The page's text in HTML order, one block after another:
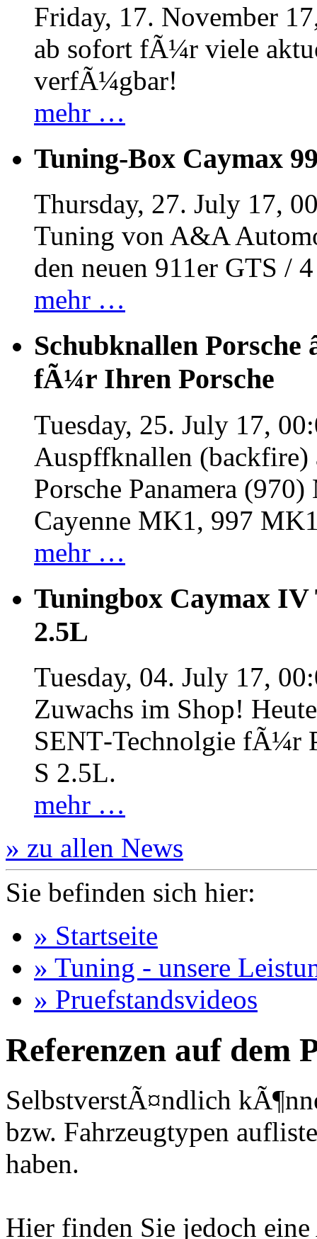
Friday, 17. November
ab sofort fÃ¼r viele
verfÃ¼gbar!
mehr …
Tuning-Box Caymax
Thursday, 27. July 17,
Tuning von A&A
den neuen 911er GTS /
mehr …
Schubknallen Porsche
fÃ¼r Ihren Porsche
Tuesday, 25. July 17,
Auspffknallen
Porsche Panamera
Cayenne MK1, 997
mehr …
Tuningbox Caymax IV
2.5L
Tuesday, 04. July 17,
Zuwachs im Shop!
SENT‐Technolgie fÃ¼r
S 2.5L.
mehr …
» zu allen News
Sie befinden sich hier:
» Startseite
» Tuning - unsere
» Pruefstandsvideos
Referenzen auf dem
SelbstverstÃ¤ndlich
bzw. Fahrzeugtypen
haben.
Hier finden Sie jedoch